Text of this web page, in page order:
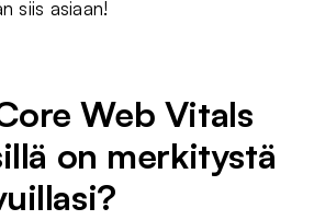
siis asiaan!
Web Vitals
on merkitystä